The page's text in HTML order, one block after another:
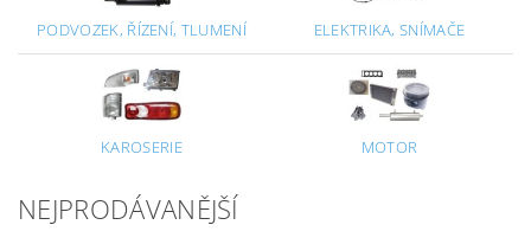
PODVOZEK, ŘÍZENÍ, TLUMENÍ ELEKTRIKA, SNÍMAČE
KAROSERIE MOTOR
NEJPRODÁVANĚJŠÍ